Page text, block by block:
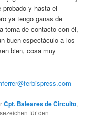
y hasta el
ya tengo ganas de
toma de contacto con él,
buen espectáculo a los
bien, cosa muy
Cpt. Baleares de Circuito,
für den